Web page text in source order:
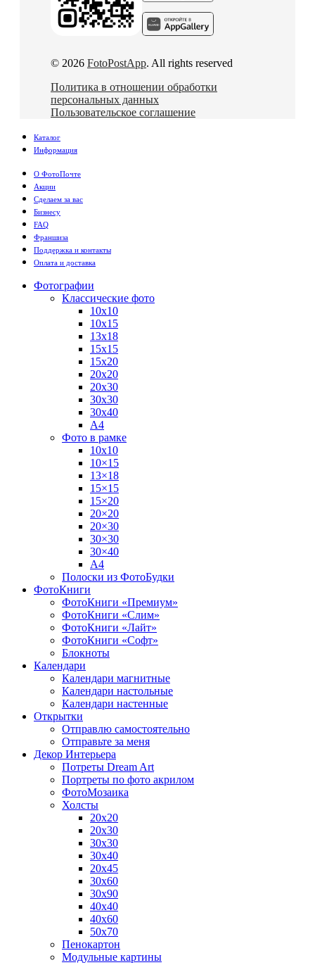
© 2026 FotoPostApp. All rights reserved
Политика в отношении обработки
персональных данных
Пользовательское соглашение
Каталог
Информация
О ФотоПочте
Акции
Сделаем за вас
Бизнесу
FAQ
Франшиза
Поддержка и контакты
Оплата и доставка
Фотографии
Классические фото
10х10
10х15
13х18
15х15
15х20
20х20
20х30
30х30
30х40
А4
Фото в рамке
10х10
10×15
13×18
15×15
15×20
20×20
20×30
30×30
30×40
A4
Полоски из ФотоБудки
ФотоКниги
ФотоКниги «Премиум»
ФотоКниги «Слим»
ФотоКниги «Лайт»
ФотоКниги «Софт»
Блокноты
Календари
Календари магнитные
Календари настольные
Календари настенные
Открытки
Отправлю самостоятельно
Отправьте за меня
Декор Интерьера
Потреты Dream Art
Портреты по фото акрилом
ФотоМозаика
Холсты
20х20
20х30
30х30
30х40
20х45
30х60
30х90
40х40
40х60
50х70
Пенокартон
Модульные картины